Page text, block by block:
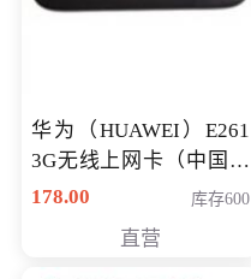
华为（HUAWEI）E261
3G无线上网卡（中国联
通）
178.00 库存600
直营